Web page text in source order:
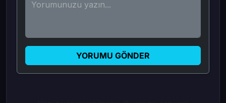
YORUMU GÖNDER